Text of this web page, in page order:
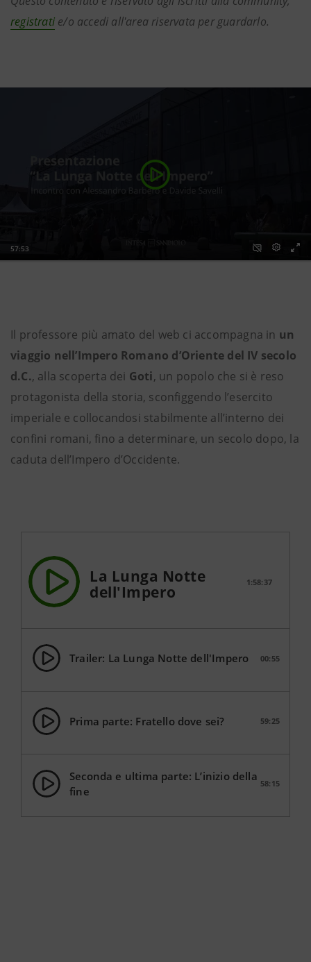
registrati e/o accedi all'area riservata per guardarlo.
Il professore più amato del web ci accompagna in un
viaggio nell’Impero Romano d’Oriente del IV secolo
d.C., alla scoperta dei Goti, un popolo che si è reso
protagonista della storia, sconfiggendo l’esercito
imperiale e collocandosi stabilmente all’interno dei
confini romani, fino a determinare, un secolo dopo, la
caduta dell’Impero d’Occidente.
La Lunga Notte
dell'Impero
1:58:37
Trailer: La Lunga Notte dell'Impero 00:55
Prima parte: Fratello dove sei? 59:25
Seconda e ultima parte: L’inizio della
fine
58:15